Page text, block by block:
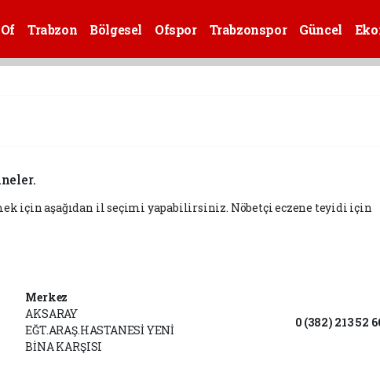
Of Trabzon Bölgesel Ofspor Trabzonspor Güncel
için aşağıdan il seçimi yapabilirsiniz. Nöbetçi eczene teyidi için
Merkez
AKSARAY
EĞT.ARAŞ.HASTANESİ YENİ
BİNA KARŞISI
0 (382) 213 52